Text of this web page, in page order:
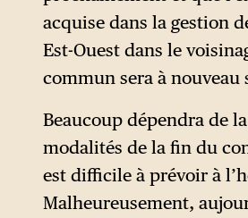
acquise dans la gestion
Est-Ouest dans le
commun sera à nouveau
Beaucoup dépendra de
modalités de la fin du
est difficile à prévoir à
Malheureusement,